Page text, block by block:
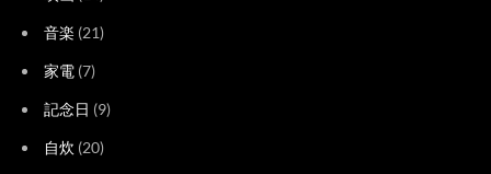
音楽 (21)
家電 (7)
記念日 (9)
自炊 (20)